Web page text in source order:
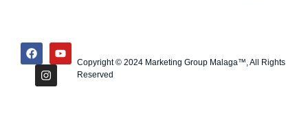
Copyright © 2024 Marketing Group Malaga™, All Rights
Reserved